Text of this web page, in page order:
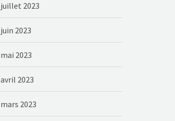
juillet 2023
juin 2023
mai 2023
avril 2023
mars 2023